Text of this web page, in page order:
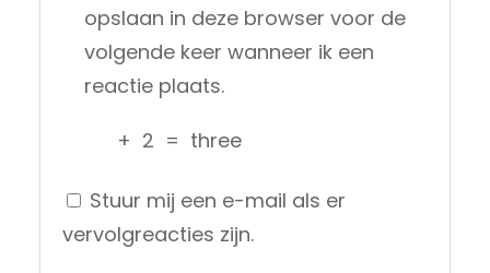
opslaan in deze browser voor de
volgende keer wanneer ik een
reactie plaats.
+ 2 = three
Stuur mij een e-mail als er
vervolgreacties zijn.